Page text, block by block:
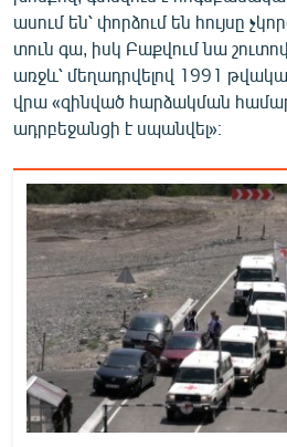
ասում են՝ փորձում են հույսը
տուն գա, իսկ Բաքվում նա
առջև՝ մեղադրվելով 1991
վրա «զինված հարձակման
ադրբեջանցի է սպանվել»։